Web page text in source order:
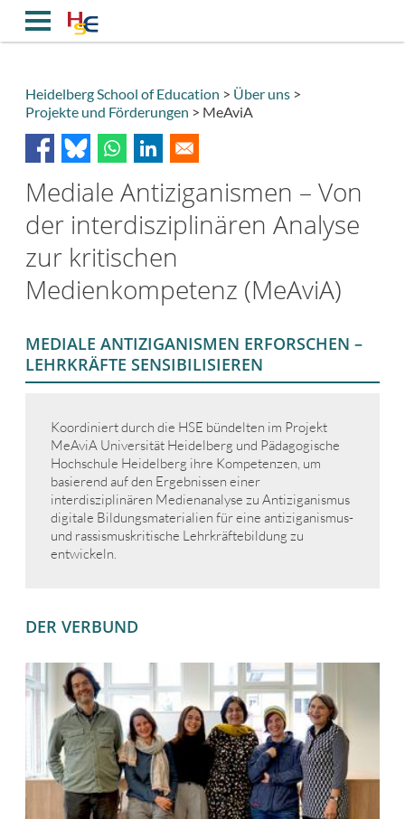
Inhalt
Breadcrumb
Heidelberg School of Education
Über uns
Projekte und Förderungen
MeAviA
Mediale Antiziganismen – Von
der interdisziplinären Analyse
zur kritischen
Medienkompetenz (MeAviA)
MEDIALE ANTIZIGANISMEN ERFORSCHEN –
LEHRKRÄFTE SENSIBILISIEREN
Koordiniert durch die HSE bündelten im Projekt
MeAviA Universität Heidelberg und Pädagogische
Hochschule Heidelberg ihre Kompetenzen, um
basierend auf den Ergebnissen einer
interdisziplinären Medienanalyse zu Antiziganismus
digitale Bildungsmaterialien für eine antiziganismus-
und rassismuskritische Lehrkräftebildung zu
entwickeln.
DER VERBUND